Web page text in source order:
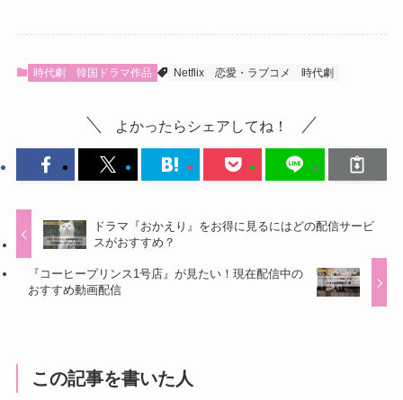
時代劇 韓国ドラマ作品 Netflix 恋愛・ラブコメ 時代劇
よかったらシェアしてね！
ドラマ『おかえり』をお得に見るにはどの配信サービ
スがおすすめ？
『コーヒープリンス1号店』が見たい！現在配信中の
おすすめ動画配信
この記事を書いた人